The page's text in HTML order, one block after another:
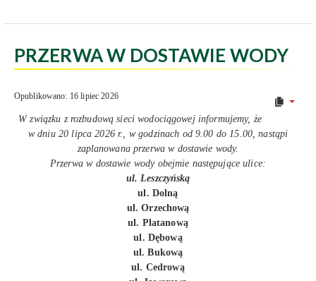
PRZERWA W DOSTAWIE WODY
Opublikowano: 16 lipiec 2026
W związku z rozbudową sieci wodociągowej informujemy, że
w dniu 20 lipca 2026 r., w godzinach od 9.00 do 15.00, nastąpi
zaplanowana przerwa w dostawie wody.
Przerwa w dostawie wody obejmie następujące ulice:
ul. Leszczyńską
ul. Dolną
ul. Orzechową
ul. Platanową
ul. Dębową
ul. Bukową
ul. Cedrową